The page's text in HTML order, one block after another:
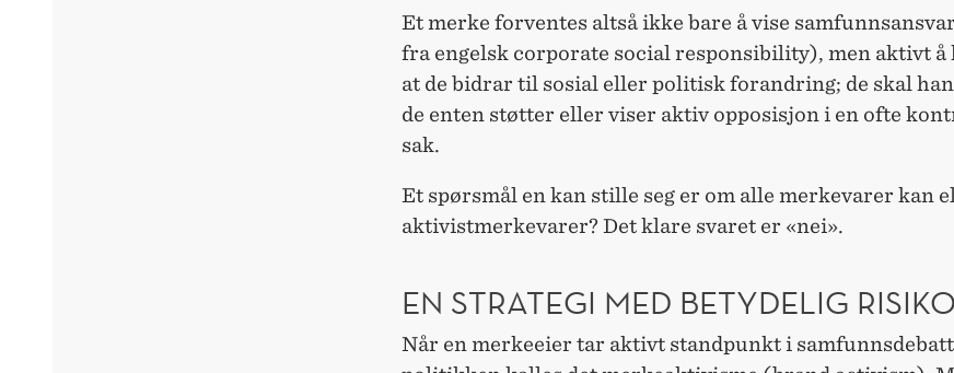
Et merke forventes altså ikke bare å vise
fra engelsk corporate social responsibility), men aktivt å
at de bidrar til sosial eller politisk forandring; de skal
de enten støtter eller viser aktiv opposisjon i en ofte
sak.
Et spørsmål en kan stille seg er om alle merkevarer kan
aktivistmerkevarer? Det klare svaret er «nei».
EN STRATEGI MED BETYDELIG RISIKO
Når en merkeeier tar aktivt standpunkt i